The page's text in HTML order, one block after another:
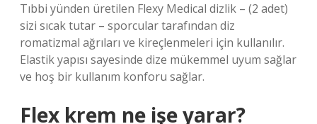
Tıbbi yünden üretilen Flexy Medical dizlik – (2 adet)
sizi sıcak tutar – sporcular tarafından diz
romatizmal ağrıları ve kireçlenmeleri için kullanılır.
Elastik yapısı sayesinde dize mükemmel uyum sağlar
ve hoş bir kullanım konforu sağlar.
Flex krem ne işe yarar?